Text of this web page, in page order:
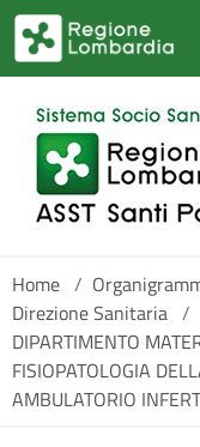
Salta al contenuto
Home /
Direzione Sanitaria /
DIPARTIMENTO
FISIOPATOLOGIA
AMBULATORIO